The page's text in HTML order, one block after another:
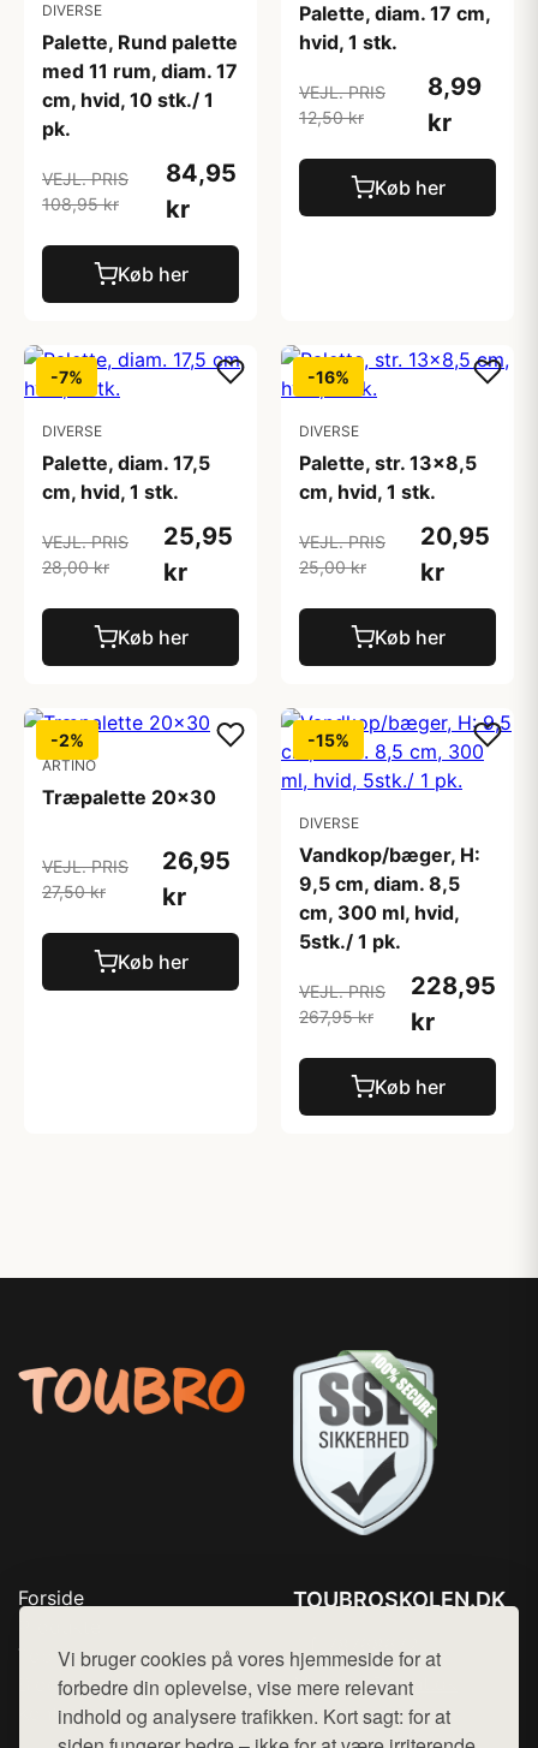
Vi bruger cookies på vores hjemmeside for at
forbedre din oplevelse, vise mere relevant
indhold og analysere trafikken. Kort sagt: for at
DIVERSE
Palette, Rund palette
med 11 rum, diam. 17
cm, hvid, 10 stk./ 1
pk.
VEJL. PRIS
108,95 kr
84,95
kr
Køb her
Palette, diam. 17 cm,
hvid, 1 stk.
VEJL. PRIS
12,50 kr
8,99
kr
Køb her
-7%
DIVERSE
Palette, diam. 17,5
cm, hvid, 1 stk.
VEJL. PRIS
28,00 kr
25,95
kr
Køb her
-16%
DIVERSE
Palette, str. 13x8,5
cm, hvid, 1 stk.
VEJL. PRIS
25,00 kr
20,95
kr
Køb her
-2%
ARTINO
Træpalette 20x30
VEJL. PRIS
27,50 kr
26,95
kr
Køb her
-15%
DIVERSE
Vandkop/bæger, H:
9,5 cm, diam. 8,5
cm, 300 ml, hvid,
5stk./ 1 pk.
VEJL. PRIS
267,95 kr
228,95
kr
Køb her
Forside
Top Rabatter
Blog
Kontakt
TOUBROSKOLEN.DK
Mail: hej@want.dk
Cookie- og privatlivspolitik